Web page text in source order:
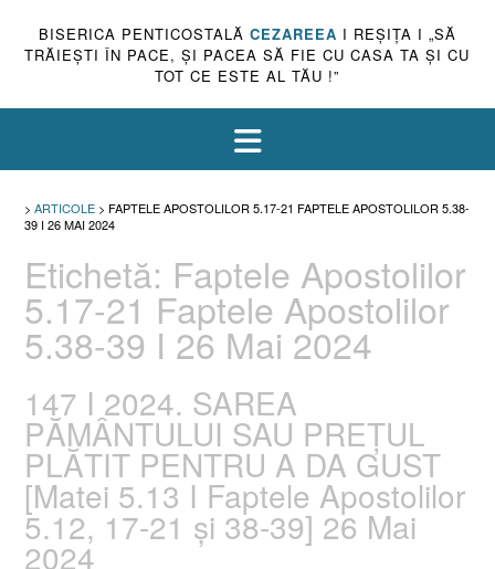
BISERICA PENTICOSTALĂ CEZAREEA I REŞIŢA I „SĂ
TRĂIEŞTI ÎN PACE, ŞI PACEA SĂ FIE CU CASA TA ŞI CU
TOT CE ESTE AL TĂU !”
> ARTICOLE > FAPTELE APOSTOLILOR 5.17-21 FAPTELE APOSTOLILOR 5.38-
39 I 26 MAI 2024
Etichetă: Faptele Apostolilor
5.17-21 Faptele Apostolilor
5.38-39 I 26 Mai 2024
147 I 2024. SAREA
PĂMÂNTULUI SAU PREȚUL
PLĂTIT PENTRU A DA GUST
[Matei 5.13 I Faptele Apostolilor
5.12, 17-21 și 38-39] 26 Mai
2024